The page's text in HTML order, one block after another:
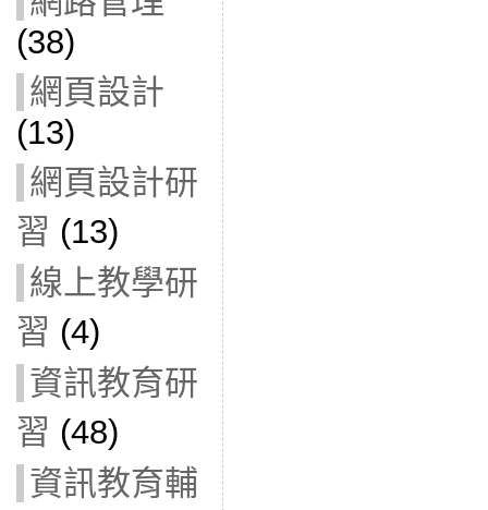
(38)
網頁設計
(13)
網頁設計研
習 (13)
線上教學研
習 (4)
資訊教育研
習 (48)
資訊教育輔